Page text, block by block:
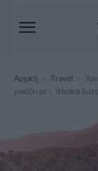
Αρχική Travel
μοιάζει με... πίνακα